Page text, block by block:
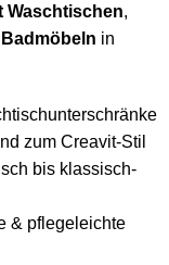
Waschtischen,
Badmöbeln in
zum Creavit-Stil
bis klassisch-
& pflegeleichte